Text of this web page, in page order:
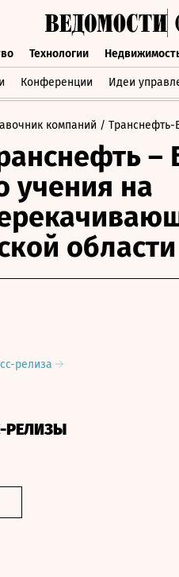
Технологии
Конференции Идеи
Технологии
компаний / Транснефть-
–
учения на
области
релиза
РЕЛИЗЫ